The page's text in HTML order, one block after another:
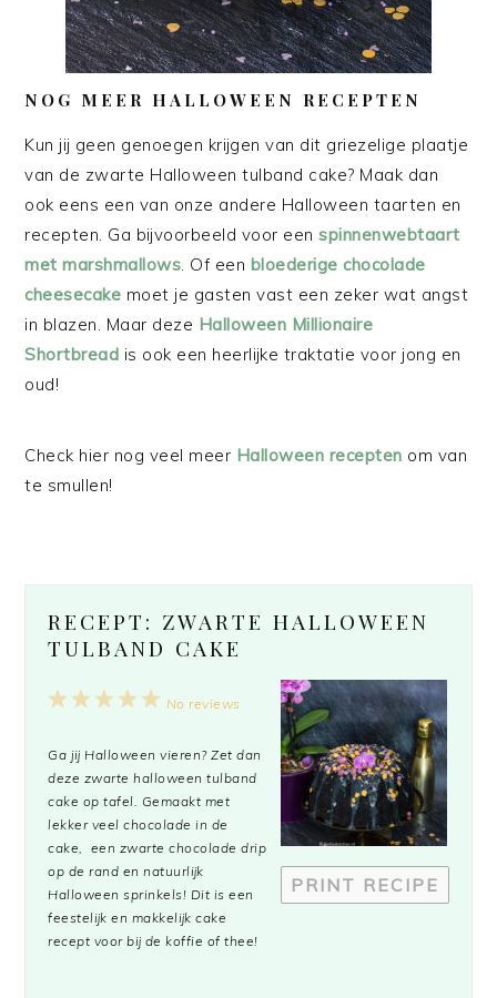
NOG MEER HALLOWEEN RECEPTEN
Kun jij geen genoegen krijgen van dit griezelige plaatje
van de zwarte Halloween tulband cake? Maak dan
ook eens een van onze andere Halloween taarten en
recepten. Ga bijvoorbeeld voor eenspinnenwebtaart
met marshmallows. Of een bloederige chocolade
cheesecake moet je gasten vast een zeker wat angst
in blazen. Maar deze Halloween Millionaire
Shortbread is ook een heerlijke traktatie voor jong en
oud!
Check hier nog veel meer Halloween recepten om van
te smullen!
RECEPT: ZWARTE HALLOWEEN
TULBAND CAKE
PRINT RECIPE
5
4
3
2
1
No reviews
Ga jij Halloween vieren? Zet dan
deze zwarte halloween tulband
cake op tafel. Gemaakt met
lekker veel chocolade in de
cake, een zwarte chocolade drip
op de rand en natuurlijk
Halloween sprinkels! Dit is een
feestelijk en makkelijk cake
recept voor bij de koffie of thee!